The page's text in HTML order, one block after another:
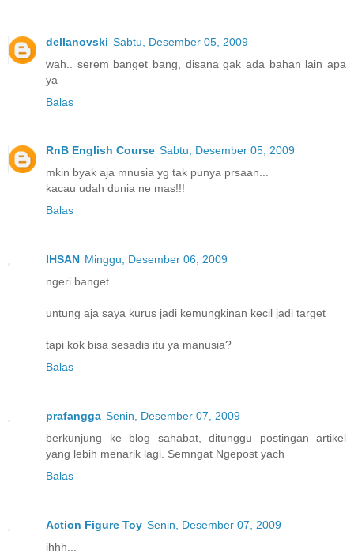
dellanovski Sabtu, Desember 05, 2009
wah.. serem banget bang, disana gak ada bahan lain apa
ya
Balas
RnB English Course Sabtu, Desember 05, 2009
mkin byak aja mnusia yg tak punya prsaan...
kacau udah dunia ne mas!!!
Balas
IHSAN Minggu, Desember 06, 2009
ngeri banget
untung aja saya kurus jadi kemungkinan kecil jadi target
tapi kok bisa sesadis itu ya manusia?
Balas
prafangga Senin, Desember 07, 2009
berkunjung ke blog sahabat, ditunggu postingan artikel
yang lebih menarik lagi. Semngat Ngepost yach
Balas
Action Figure Toy Senin, Desember 07, 2009
ihhh...